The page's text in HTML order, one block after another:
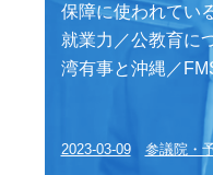
保障に使われてい
就業力／公教育に
湾有事と沖縄／
2023-03-09 参議院・